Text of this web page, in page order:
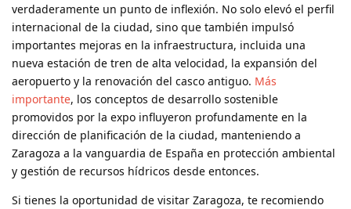
verdaderamente un punto de inflexión. No solo elevó el perfil
internacional de la ciudad, sino que también impulsó
importantes mejoras en la infraestructura, incluida una
nueva estación de tren de alta velocidad, la expansión del
aeropuerto y la renovación del casco antiguo. Más
importante, los conceptos de desarrollo sostenible
promovidos por la expo influyeron profundamente en la
dirección de planificación de la ciudad, manteniendo a
Zaragoza a la vanguardia de España en protección ambiental
y gestión de recursos hídricos desde entonces.
Si tienes la oportunidad de visitar Zaragoza, te recomiendo